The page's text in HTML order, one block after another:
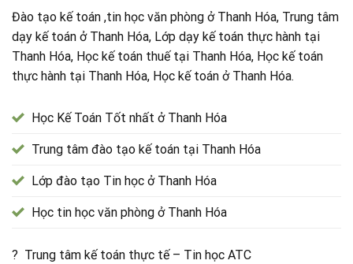
Đào tạo kế toán ,tin học văn phòng ở Thanh Hóa, Trung tâm
dạy kế toán ở Thanh Hóa, Lớp dạy kế toán thực hành tại
Thanh Hóa, Học kế toán thuế tại Thanh Hóa, Học kế toán
thực hành tại Thanh Hóa, Học kế toán ở Thanh Hóa.
Học Kế Toán Tốt nhất ở Thanh Hóa
Trung tâm đào tạo kế toán tại Thanh Hóa
Lớp đào tạo Tin học ở Thanh Hóa
Học tin học văn phòng ở Thanh Hóa
? Trung tâm kế toán thực tế – Tin học ATC